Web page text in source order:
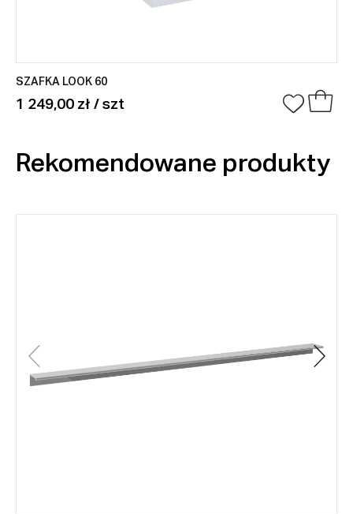
SZAFKA LOOK 60
1 249,00 zł / szt
Rekomendowane produkty